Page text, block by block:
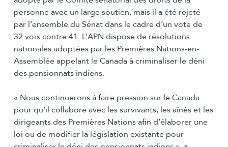
personne avec un large soutien, mais il a été rejeté
par l’ensemble du Sénat dans le cadre d’un vote de
32 voix contre 41. L’APN dispose de résolutions
nationales adoptées par les Premières Nations-en-
Assemblée appelant le Canada à criminaliser le déni
des pensionnats indiens.
« Nous continuerons à faire pression sur le Canada
pour qu’il collabore avec les survivants, les aînés et les
dirigeants des Premières Nations afin d’élaborer une
loi ou de modifier la législation existante pour